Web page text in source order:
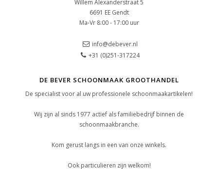
Willem Alexanderstraat 5
6691 EE Gendt
Ma-Vr 8:00 - 17:00 uur
info@debever.nl
+31 (0)251-317224
DE BEVER SCHOONMAAK GROOTHANDEL
De specialist voor al uw professionele schoonmaakartikelen!
Wij zijn al sinds 1977 actief als familiebedrijf binnen de
schoonmaakbranche.
Kom gerust langs in een van onze winkels.
Ook particulieren zijn welkom!